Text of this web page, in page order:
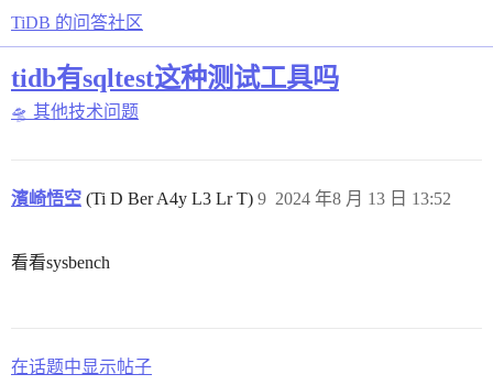
TiDB 的问答社区
tidb有sqltest这种测试工具吗
🛸 其他技术问题
濱崎悟空 (Ti D Ber A4y L3 Lr T) 2024 年8 月 13 日 13:52
9
看看sysbench
在话题中显示帖子